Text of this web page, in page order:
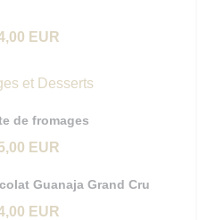
EUR
et Desserts
de fromages
EUR
Guanaja Grand Cru
EUR